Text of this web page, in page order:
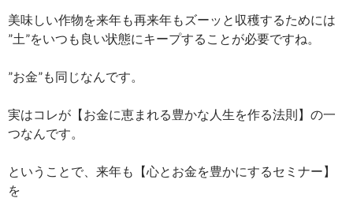
美味しい作物を来年も再来年もズーッと収穫するためには
”土”をいつも良い状態にキープすることが必要ですね。
”お金”も同じなんです。
実はコレが【お金に恵まれる豊かな人生を作る法則】の一
つなんです。
ということで、来年も【心とお金を豊かにするセミナー】
を